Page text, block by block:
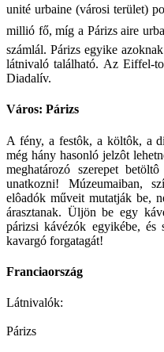
unité urbaine (városi terület)
millió fő, míg a Párizs aire
számlál. Párizs egyike
látnivaló található. Az Eiffel-
Diadalív.
Város: Párizs
A fény, a festôk, a költôk, a
még hány hasonló jelzôt
meghatározó szerepet
unatkozni! Múzeumaiban,
elôadók műveit mutatják be,
árasztanak. Üljön be egy
párizsi kávézók egyikébe, és
kavargó forgatagát!
Franciaország
Látnivalók:
Párizs